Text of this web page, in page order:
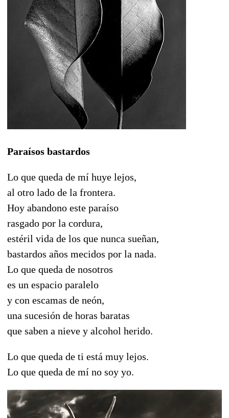
Paraísos bastardos
Lo que queda de mí huye lejos,
al otro lado de la frontera.
Hoy abandono este paraíso
rasgado por la cordura,
estéril vida de los que nunca sueñan,
bastardos años mecidos por la nada.
Lo que queda de nosotros
es un espacio paralelo
y con escamas de neón,
una sucesión de horas baratas
que saben a nieve y alcohol herido.
Lo que queda de ti está muy lejos.
Lo que queda de mí no soy yo.